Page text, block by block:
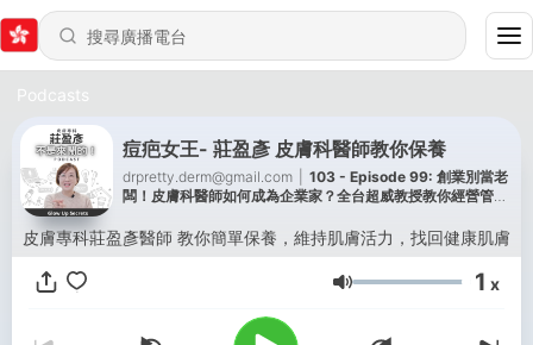
Podcasts
痘疤女王- 莊盈彥 皮膚科醫師教你保養
drpretty.derm@gmail.com
103 - Episode 99: 創業別當老
闆！皮膚科醫師如何成為企業家？全台超威教授教你經營管理
皮膚專科莊盈彥醫師 教你簡單保養，維持肌膚活力，找回健康肌膚
音量 1 x